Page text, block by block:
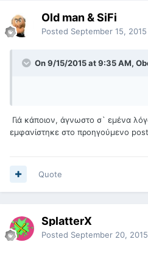
Old man & SiFi
Posted September 15, 2015
On 9/15/2015 at 9:35 AM,
Γιά κάποιον, άγνωστο σ` εμένα
εμφανίστηκε στο προηγούμενο post
Quote
SplatterX
Posted September 20, 2015